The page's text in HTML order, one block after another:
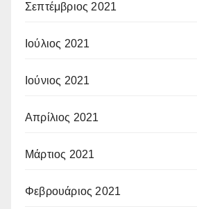
Σεπτέμβριος 2021
Ιούλιος 2021
Ιούνιος 2021
Απρίλιος 2021
Μάρτιος 2021
Φεβρουάριος 2021